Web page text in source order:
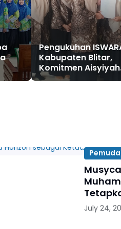
Pengukuhan
Kabupaten Blitar,
Komitmen Aisyiyah
Memajukan
July 24,